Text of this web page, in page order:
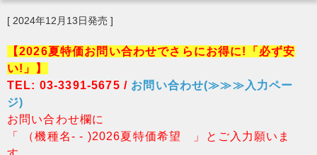
[ 2024年12月13日発売 ]
【2026夏特価お問い合わせでさらにお得に!「必ず安
い!」】
TEL: 03-3391-5675 / お問い合わせ(≫≫≫入力ペー
ジ)
お問い合わせ欄に
「 （機種名- - )2026夏特価希望 」とご入力願いま